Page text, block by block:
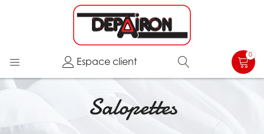
Espace client
0
Salopettes